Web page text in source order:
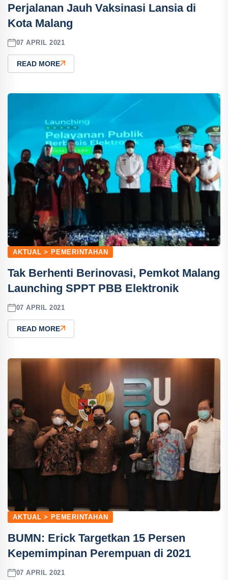
Perjalanan Jauh Vaksinasi Lansia di
Kota Malang
07 APRIL 2021
READ MORE
AKTUAL > PEMERINTAHAN
Tak Berhenti Berinovasi, Pemkot Malang
Launching SPPT PBB Elektronik
07 APRIL 2021
READ MORE
AKTUAL > PEMERINTAHAN
BUMN: Erick Targetkan 15 Persen
Kepemimpinan Perempuan di 2021
07 APRIL 2021